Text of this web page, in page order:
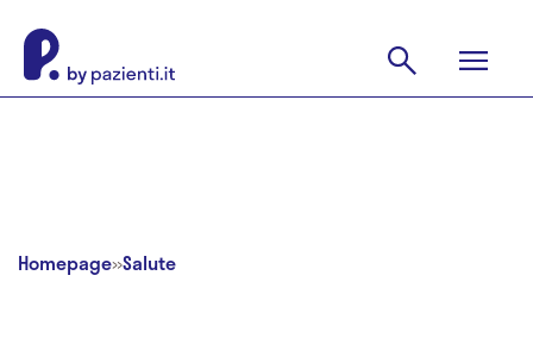
Homepage»Salute